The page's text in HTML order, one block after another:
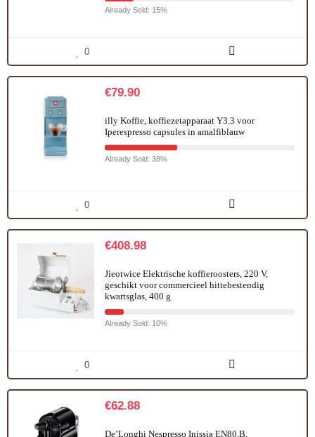
Already Sold: 15%
0
€79.90
illy Koffie, koffiezetapparaat Y3.3 voor
Iperespresso capsules in amalfiblauw
Already Sold: 38%
0
€408.98
Jieotwice Elektrische koffieroosters, 220 V,
geschikt voor commercieel hittebestendig
kwartsglas, 400 g
Already Sold: 10%
0
€62.88
De’Longhi Nespresso Inissia EN80.B,